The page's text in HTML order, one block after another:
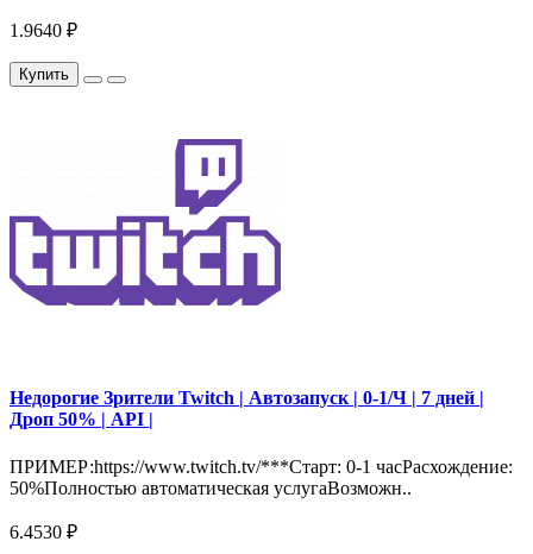
1.9640 ₽
Купить
Недорогие Зрители Twitch | Автозапуск | 0-1/Ч | 7 дней |
Дроп 50% | API |
ПРИМЕР:https://www.twitch.tv/***Старт: 0-1 часРасхождение:
50%Полностью автоматическая услугаВозможн..
6.4530 ₽